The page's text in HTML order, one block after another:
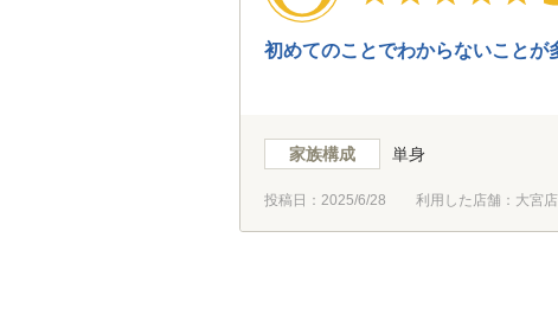
初めてのことでわからないこと
家族構成 単身
投稿日： 2025/6/28 利用した店舗：大宮店